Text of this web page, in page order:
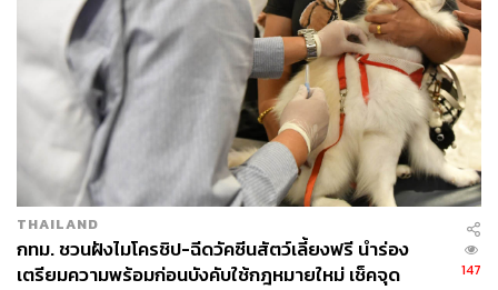
THAILAND
กทม. ชวนฝังไมโครชิป-ฉีดวัคซีนสัตว์เลี้ยงฟรี นำร่อง
เตรียมความพร้อมก่อนบังคับใช้กฎหมายใหม่ เช็คจุด
147